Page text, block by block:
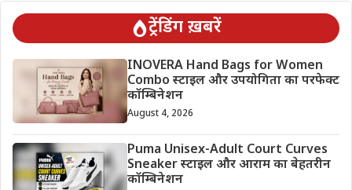
ट्रेंडिंग ख़बरें
INOVERA Hand Bags for Women
Combo स्टाइल और उपयोगिता का परफेक्ट
कॉम्बिनेशन
August 4, 2026
Puma Unisex-Adult Court Curves
Sneaker स्टाइल और आराम का बेहतरीन
कॉम्बिनेशन